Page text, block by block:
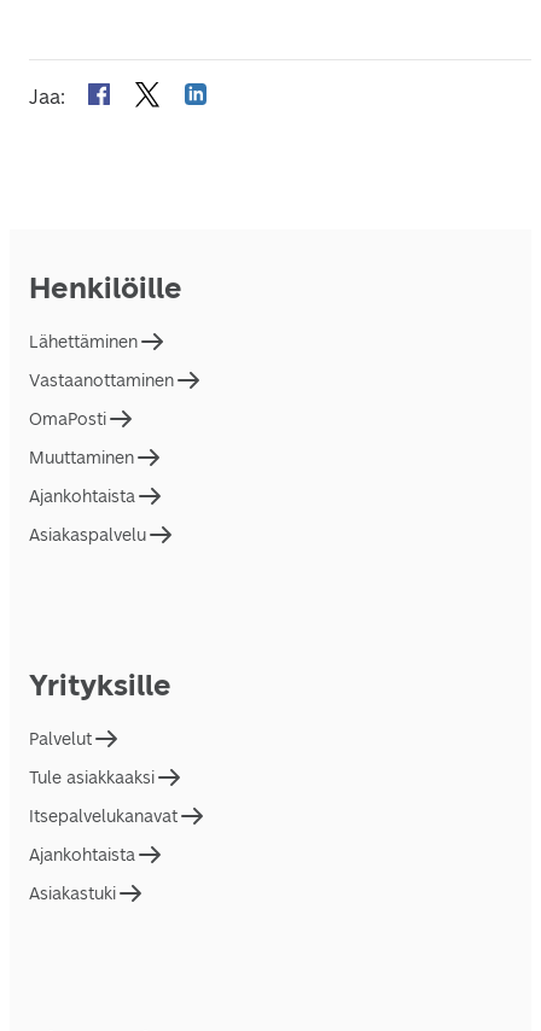
Jaa:
Henkilöille
Lähettäminen
Vastaanottaminen
OmaPosti
Muuttaminen
Ajankohtaista
Asiakaspalvelu
Yrityksille
Palvelut
Tule asiakkaaksi
Itsepalvelukanavat
Ajankohtaista
Asiakastuki